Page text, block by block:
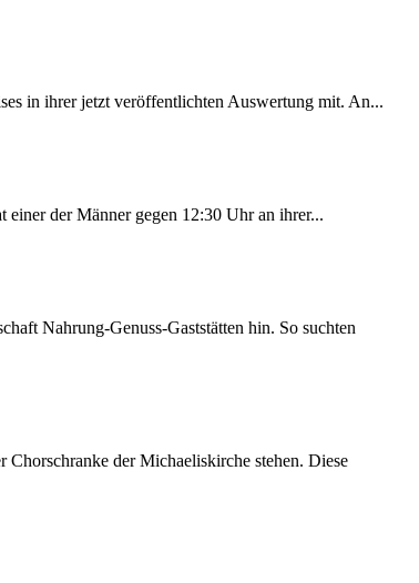
in ihrer jetzt veröffentlichten Auswertung mit. An...
der Männer gegen 12:30 Uhr an ihrer...
Nahrung-Genuss-Gaststätten hin. So suchten
der Michaeliskirche stehen. Diese